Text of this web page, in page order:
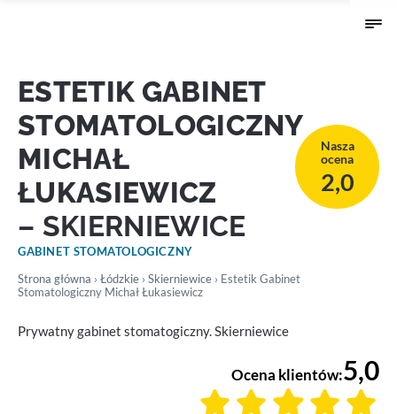
ESTETIK GABINET
STOMATOLOGICZNY
MICHAŁ
ŁUKASIEWICZ
– SKIERNIEWICE
GABINET STOMATOLOGICZNY
Nasza
ocena
2,0
Strona główna › Łódzkie › Skierniewice › Estetik Gabinet
Stomatologiczny Michał Łukasiewicz
Prywatny gabinet stomatogiczny. Skierniewice
Ocena klientów:5,0